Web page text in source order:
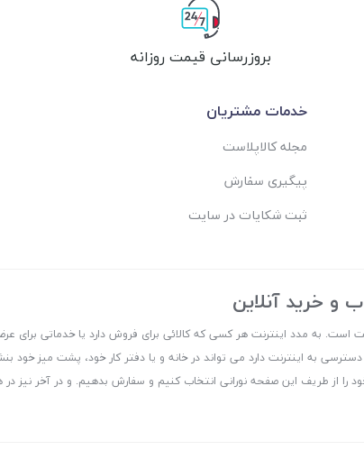
بروزرسانی قیمت روزانه
خدمات مشتریان
مجله کالاپلاست
پیگیری سفارش
ثبت شکایات در سایت
و خرید آنلاین
است. به مدد اینترنت هر کسی که کالائی برای فروش دارد یا خدماتی برای
به اینترنت دارد می تواند در خانه و یا دفتر کار خود، پشت میز خود
از طریف این صفحه نورانی انتخاب کنیم و سفارش بدهیم. و در آخر نیز در